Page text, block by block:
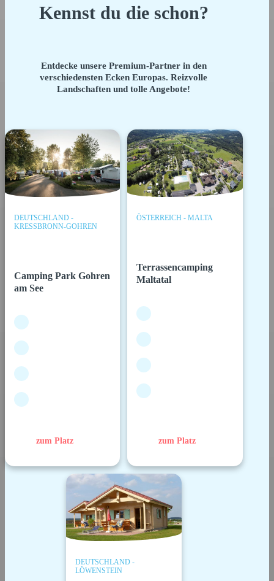
Kennst du die schon?
Entdecke unsere Premium-Partner in den
verschiedensten Ecken Europas. Reizvolle
Landschaften und tolle Angebote!
DEUTSCHLAND -
KRESSBRONN-GOHREN
Camping Park Gohren
am See
zum Platz
ÖSTERREICH - MALTA
Terrassencamping
Maltatal
zum Platz
DEUTSCHLAND -
LÖWENSTEIN